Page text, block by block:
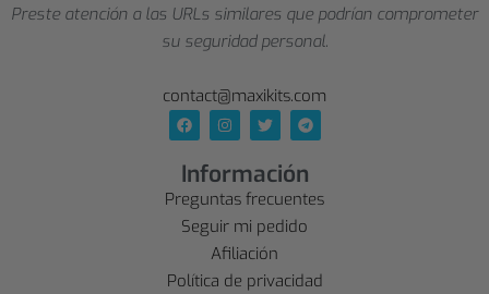
Preste atención a las URLs similares que podrían comprometer
su seguridad personal.
contact@maxikits.com
Información
Preguntas frecuentes
Seguir mi pedido
Afiliación
Política de privacidad